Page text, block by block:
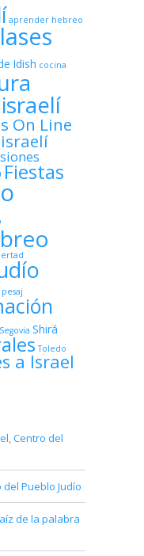
aprender hebreo
Idish cocina
On Line
Fiestas
pesaj
Segovia Shirá
Toledo
a Israel
Centro del
Pueblo Judío
de la palabra